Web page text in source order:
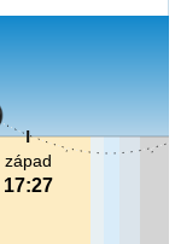
západ
17:27